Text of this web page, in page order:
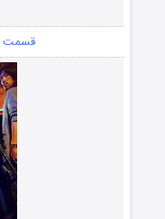
قسمت